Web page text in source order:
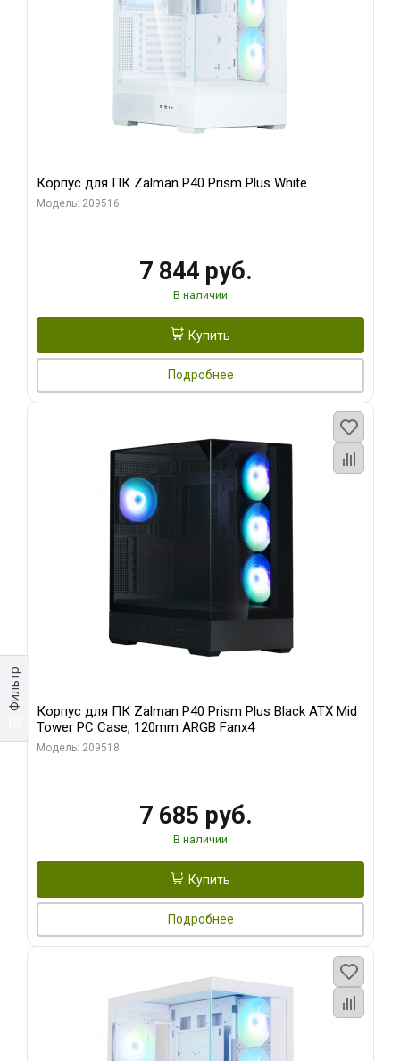
Фильтр
Корпус для ПК Zalman P40 Prism Plus White
Модель: 209516
7 844 руб.
В наличии
Купить
Подробнее
Корпус для ПК Zalman P40 Prism Plus Black ATX Mid
Tower PC Case, 120mm ARGB Fanx4
Модель: 209518
7 685 руб.
В наличии
Купить
Подробнее